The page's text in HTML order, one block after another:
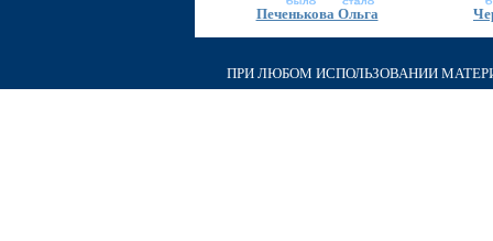
Печенькова Ольга
ПРИ ЛЮБОМ ИСПОЛЬЗОВАНИИ